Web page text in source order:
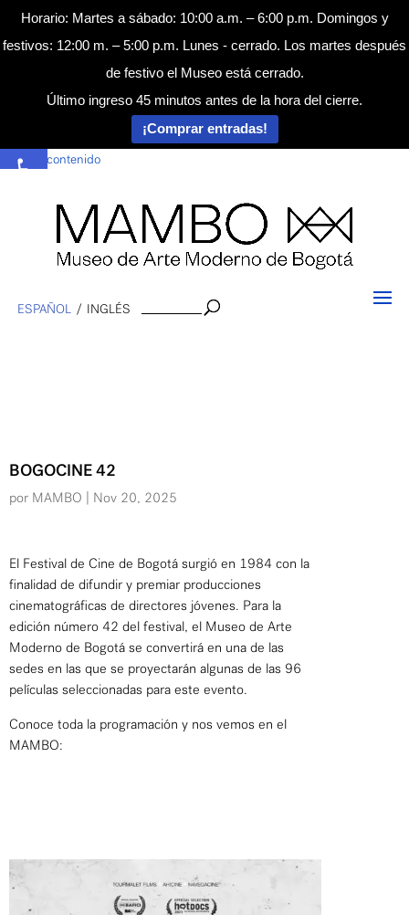
Horario: Martes a sábado: 10:00 a.m. – 6:00 p.m. Domingos y
festivos: 12:00 m. – 5:00 p.m. Lunes - cerrado. Los martes después
de festivo el Museo está cerrado.
Último ingreso 45 minutos antes de la hora del cierre.
¡Comprar entradas!
Abrir barra de herramientas
Saltar al contenido
ESPAÑOL INGLÉS
BOGOCINE 42
por MAMBO Nov 20, 2025
El Festival de Cine de Bogotá surgió en 1984 con la
finalidad de difundir y premiar producciones
cinematográficas de directores jóvenes. Para la
edición número 42 del festival, el Museo de Arte
Moderno de Bogotá se convertirá en una de las
sedes en las que se proyectarán algunas de las 96
películas seleccionadas para este evento.
Conoce toda la programación y nos vemos en el
MAMBO: